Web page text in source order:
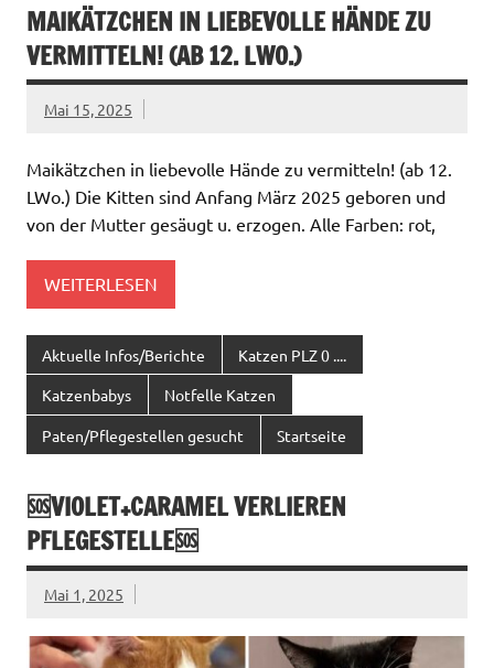
MAIKÄTZCHEN IN LIEBEVOLLE HÄNDE ZU
VERMITTELN! (AB 12. LWO.)
Mai 15, 2025
Maikätzchen in liebevolle Hände zu vermitteln! (ab 12.
LWo.) Die Kitten sind Anfang März 2025 geboren und
von der Mutter gesäugt u. erzogen. Alle Farben: rot,
WEITERLESEN
Aktuelle Infos/Berichte Katzen PLZ 0 ....
Katzenbabys Notfelle Katzen
Paten/Pflegestellen gesucht Startseite
🆘VIOLET+CARAMEL VERLIEREN
PFLEGESTELLE🆘
Mai 1, 2025